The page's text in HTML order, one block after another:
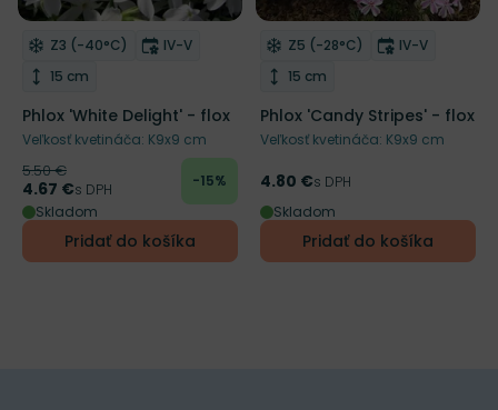
Zľava
Odober do zoznamu želaní
Mrazuvzdornosť
Z3 (-40°C) Doba kvitnutia
IV-V
Výška rastliny
15 cm
Phlox 'White Delight' - flox
Veľkosť kvetináča: K9x9 cm
Pôvodná cena
5.50 €
Cena
4.67 €s DPH
-15%
Skladom
Pridať do košíka
Odober do zoznamu želaní
Mrazuvzdornosť
Z5 (-28°C) Doba
IV-V
Výška rastliny
15 cm
Phlox 'Candy Stripes' - flox
Veľkosť kvetináča: K9x9 cm
Cena
4.80 €s DPH
Skladom
Pridať do košíka